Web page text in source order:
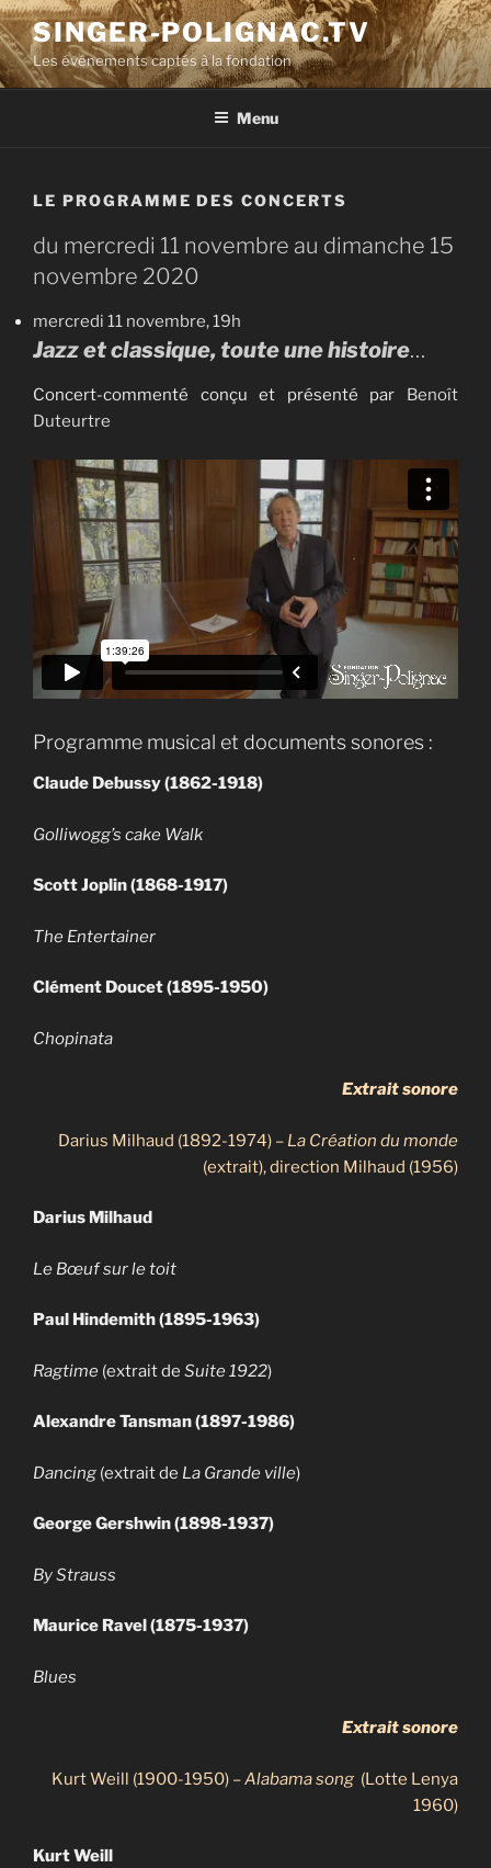
Aller
au
contenu
principal
SINGER-POLIGNAC.TV
Les événements captés à la fondation
Menu
LE PROGRAMME DES CONCERTS
du mercredi 11 novembre au dimanche 15
novembre 2020
mercredi 11 novembre, 19h
Jazz et classique, toute une histoire…
Concert-commenté conçu et présenté par Benoît
Duteurtre
Programme musical et documents sonores :
Claude Debussy (1862-1918)
Golliwogg’s cake Walk
Scott Joplin (1868-1917)
The Entertainer
Clément Doucet (1895-1950)
Chopinata
Extrait sonore
Darius Milhaud (1892-1974) – La Création du monde
(extrait), direction Milhaud (1956)
Darius Milhaud
Le Bœuf sur le toit
Paul Hindemith (1895-1963)
Ragtime (extrait de Suite 1922)
Alexandre Tansman (1897-1986)
Dancing (extrait de La Grande ville)
George Gershwin (1898-1937)
By Strauss
Maurice Ravel (1875-1937)
Blues
Extrait sonore
Kurt Weill (1900-1950) –Alabama song (Lotte Lenya
1960)
Kurt Weill